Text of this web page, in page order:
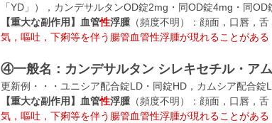
「YD」），カンデサルタンOD錠2mg・同OD錠4mg・同
【重大な副作用】
血管性浮腫 （頻度不明）：顔面，口唇，
気，嘔吐，下痢等を伴う腸管血管性浮腫が現れることがある
④一般名：カンデサルタン シレキセチル・ア
更新例・・・ユニシア配合錠LD・同錠HD，カムシア配合
【重大な副作用】
血管性浮腫 （頻度不明）：顔面，口唇，
気，嘔吐，下痢等を伴う腸管血管性浮腫が現れることがある